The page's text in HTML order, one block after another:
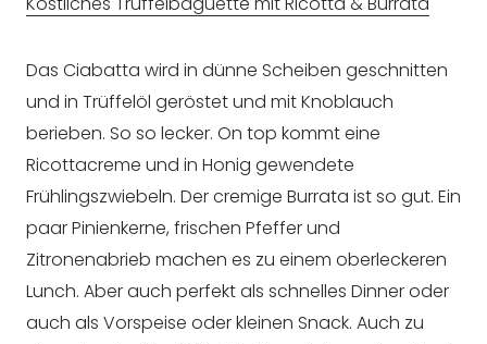
Das Ciabatta wird in dünne Scheiben geschnitten
und in Trüffelöl geröstet und mit Knoblauch
berieben. So so lecker. On top kommt eine
Ricottacreme und in Honig gewendete
Frühlingszwiebeln. Der cremige Burrata ist so gut. Ein
paar Pinienkerne, frischen Pfeffer und
Zitronenabrieb machen es zu einem oberleckeren
Lunch. Aber auch perfekt als schnelles Dinner oder
auch als Vorspeise oder kleinen Snack. Auch zu